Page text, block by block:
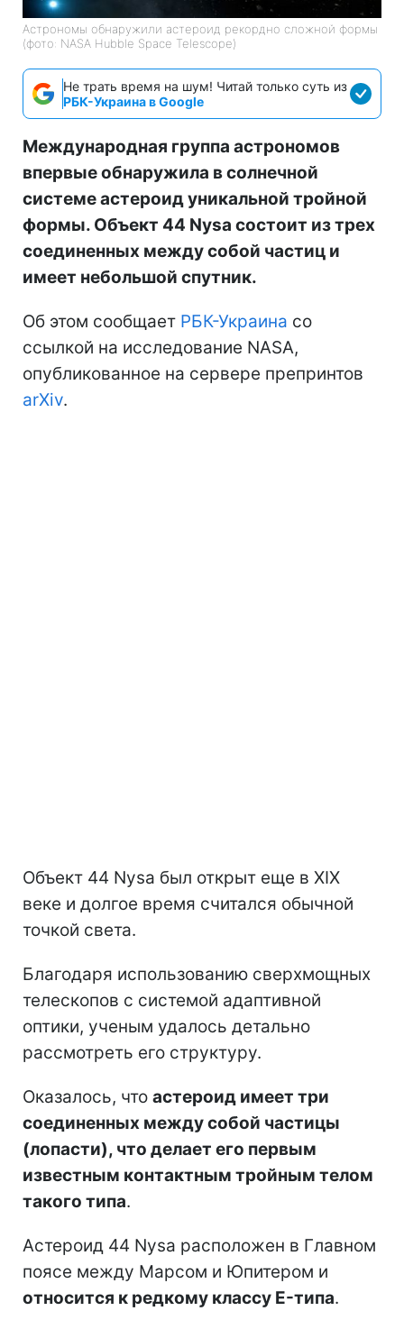
Астрономы обнаружили астероид рекордно сложной формы
(фото: NASA Hubble Space Telescope)
Не трать время на шум! Читай только суть из
РБК-Украина в Google
Международная группа астрономов
впервые обнаружила в солнечной
системе астероид уникальной тройной
формы. Объект 44 Nysa состоит из трех
соединенных между собой частиц и
имеет небольшой спутник.
Об этом сообщает РБК-Украина со
ссылкой на исследование NASA,
опубликованное на сервере препринтов
arXiv.
Объект 44 Nysa был открыт еще в XIX
веке и долгое время считался обычной
точкой света.
Благодаря использованию сверхмощных
телескопов с системой адаптивной
оптики, ученым удалось детально
рассмотреть его структуру.
Оказалось, что астероид имеет три
соединенных между собой частицы
(лопасти), что делает его первым
известным контактным тройным телом
такого типа.
Астероид 44 Nysa расположен в Главном
поясе между Марсом и Юпитером и
относится к редкому классу E-типа.